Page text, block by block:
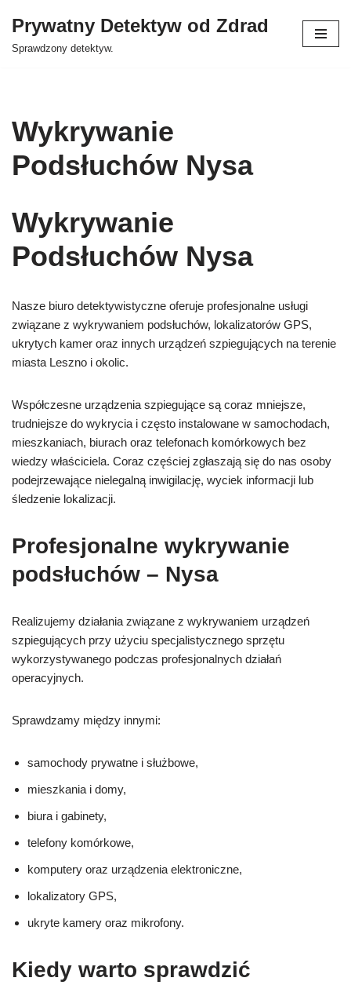
Przejdź
Prywatny Detektyw od Zdrad
Sprawdzony detektyw.
Wykrywanie
Podsłuchów Nysa
Wykrywanie
Podsłuchów Nysa
Nasze biuro detektywistyczne oferuje profesjonalne usługi
związane z wykrywaniem podsłuchów, lokalizatorów GPS,
ukrytych kamer oraz innych urządzeń szpiegujących na terenie
miasta Leszno i okolic.
Współczesne urządzenia szpiegujące są coraz mniejsze,
trudniejsze do wykrycia i często instalowane w samochodach,
mieszkaniach, biurach oraz telefonach komórkowych bez
wiedzy właściciela. Coraz częściej zgłaszają się do nas osoby
podejrzewające nielegalną inwigilację, wyciek informacji lub
śledzenie lokalizacji.
Profesjonalne wykrywanie
podsłuchów – Nysa
Realizujemy działania związane z wykrywaniem urządzeń
szpiegujących przy użyciu specjalistycznego sprzętu
wykorzystywanego podczas profesjonalnych działań
operacyjnych.
Sprawdzamy między innymi:
samochody prywatne i służbowe,
mieszkania i domy,
biura i gabinety,
telefony komórkowe,
komputery oraz urządzenia elektroniczne,
lokalizatory GPS,
ukryte kamery oraz mikrofony.
Kiedy warto sprawdzić